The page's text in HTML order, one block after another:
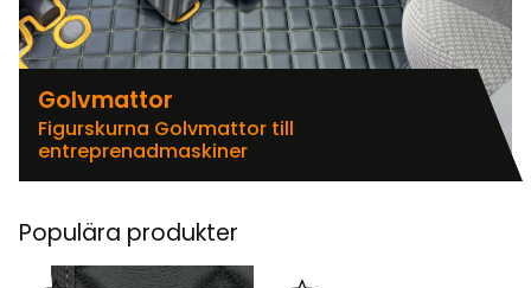
Golvmattor
Figurskurna Golvmattor till
entreprenadmaskiner
Populära produkter